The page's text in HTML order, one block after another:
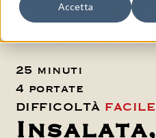
Accetta
25 minuti
4 portate
DIFFICOLTÀ FACILE
Insalata,